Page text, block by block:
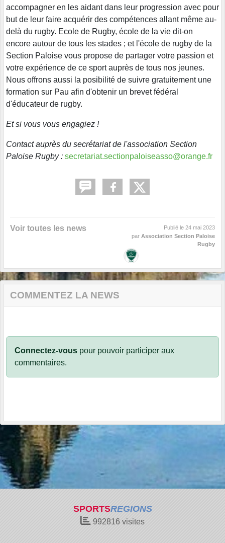
accompagner en les aidant dans leur progression avec pour
but de leur faire acquérir des compétences allant même au-
delà du rugby. Ecole de Rugby, école de la vie dit-on
encore autour de tous les stades ; et l'école de rugby de la
Section Paloise vous propose de partager votre passion et
votre expérience de ce sport auprès de tous nos jeunes.
Nous offrons aussi la posibilité de suivre gratuitement une
formation sur Pau afin d'obtenir un brevet fédéral
d'éducateur de rugby.
Et si vous vous engagiez !
Contact auprès du secrétariat de l'association Section
Paloise Rugby : secretariat.sectionpaloiseasso@orange.fr
Voir toutes les news Publié le 24 mai 2023
par Association Section Paloise
Rugby
COMMENTEZ LA NEWS
Connectez-vous pour pouvoir participer aux
commentaires.
SPORTSREGIONS
992816 visites